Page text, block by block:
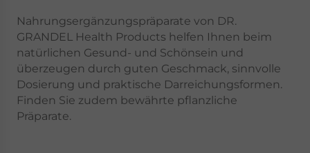
Nahrungsergänzungspräparate von DR.
GRANDEL Health Products helfen Ihnen beim
natürlichen Gesund- und Schönsein und
überzeugen durch guten Geschmack, sinnvolle
Dosierung und praktische Darreichungsformen.
Finden Sie zudem bewährte pflanzliche
Präparate.